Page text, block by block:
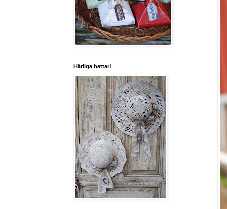
Härliga hattar!